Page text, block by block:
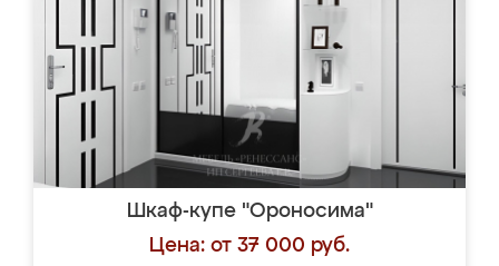
Шкаф-купе "Ороносима"
Цена: от 37 000 руб.